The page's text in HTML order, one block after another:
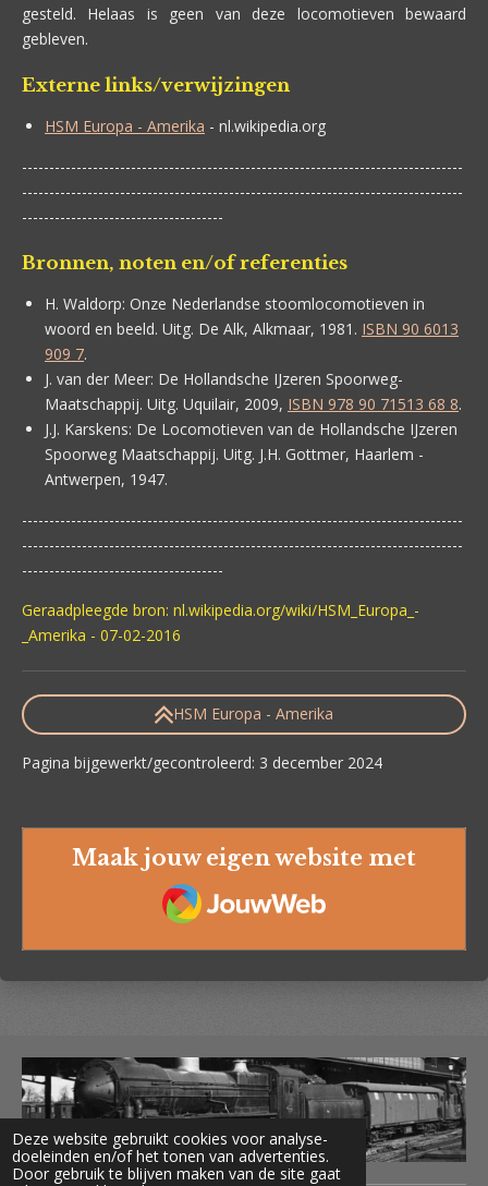
Deze website gebruikt cookies voor analyse-
doeleinden en/of het tonen van advertenties.
Door gebruik te blijven maken van de site gaat
gesteld. Helaas is geen van deze locomotieven bewaard
gebleven.
Externe links/verwijzingen
HSM Europa - Amerika - nl.wikipedia.org
---------------------------------------------------------------------------------
---------------------------------------------------------------------------------
-------------------------------------
Bronnen, noten en/of referenties
H. Waldorp: Onze Nederlandse stoomlocomotieven in
woord en beeld. Uitg. De Alk, Alkmaar, 1981. ISBN 90 6013
909 7.
J. van der Meer: De Hollandsche IJzeren Spoorweg-
Maatschappij. Uitg. Uquilair, 2009, ISBN 978 90 71513 68 8.
J.J. Karskens: De Locomotieven van de Hollandsche IJzeren
Spoorweg Maatschappij. Uitg. J.H. Gottmer, Haarlem -
Antwerpen, 1947.
---------------------------------------------------------------------------------
---------------------------------------------------------------------------------
-------------------------------------
Geraadpleegde bron: nl.wikipedia.org/wiki/HSM_Europa_-
_Amerika - 07-02-2016
HSM Europa - Amerika
Pagina bijgewerkt/gecontroleerd: 3 december 2024
Maak jouw eigen website met
JouwWeb